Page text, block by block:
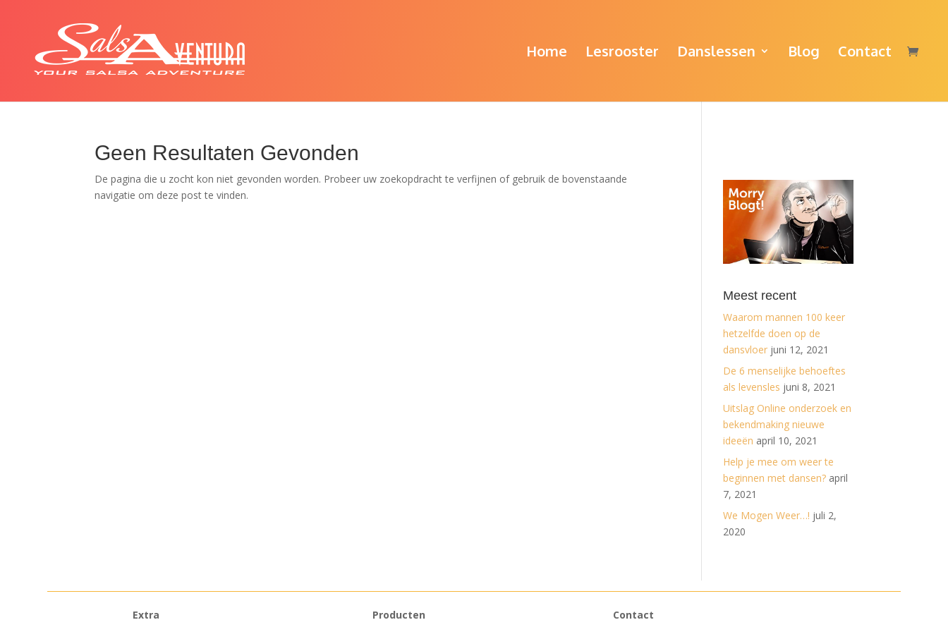
Home Lesrooster Danslessen Blog Contact
Geen Resultaten Gevonden
De pagina die u zocht kon niet gevonden worden. Probeer uw zoekopdracht te verfijnen of gebruik de bovenstaande
navigatie om deze post te vinden.
Meest recent
Waarom mannen 100 keer
hetzelfde doen op de
dansvloer juni 12, 2021
De 6 menselijke behoeftes
als levensles juni 8, 2021
Uitslag Online onderzoek en
bekendmaking nieuwe
ideeën april 10, 2021
Help je mee om weer te
beginnen met dansen? april
7, 2021
We Mogen Weer…! juli 2,
2020
Extra
Producten
Contact